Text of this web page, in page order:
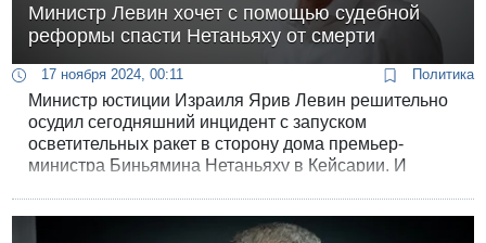
Министр Левин хочет с помощью судебной
реформы спасти Нетаньяху от смерти
17 ноября 2024, 00:11 Политика
Министр юстиции Израиля Ярив Левин решительно
осудил сегодняшний инцидент с запуском
осветительных ракет в сторону дома премьер-
министра Биньямина Нетаньяху в Кейсарии. И